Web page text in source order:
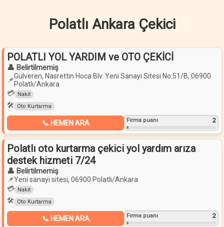
Polatlı Ankara Çekici
POLATLI YOL YARDIM ve OTO ÇEKİCİ
👤 Belirtilmemiş
📌Gülveren, Nasrettin Hoca Blv. Yeni Sanayi Sitesi No:51/B, 06900
Polatlı/Ankara
💳 Nakit
🛠️ Oto Kurtarma
📞 HEMEN ARA Firma puanı 2
Polatlı oto kurtarma çekici yol yardım arıza
destek hizmeti 7/24
👤 Belirtilmemiş
📌Yeni sanayi sitesi, 06900 Polatlı/Ankara
💳 Nakit
🛠️ Oto Kurtarma
📞 HEMEN ARA Firma puanı 2